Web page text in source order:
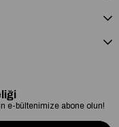
e-bültenimize abone olun!